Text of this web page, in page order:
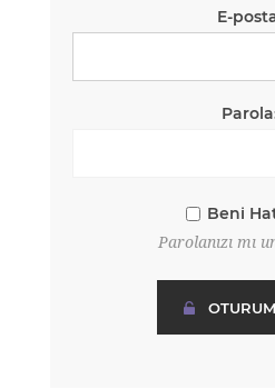
E-
Beni
Parolanızı mı